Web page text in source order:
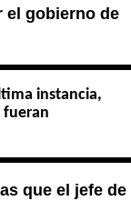
el gobierno de
instancia,
fueran
que el jefe de